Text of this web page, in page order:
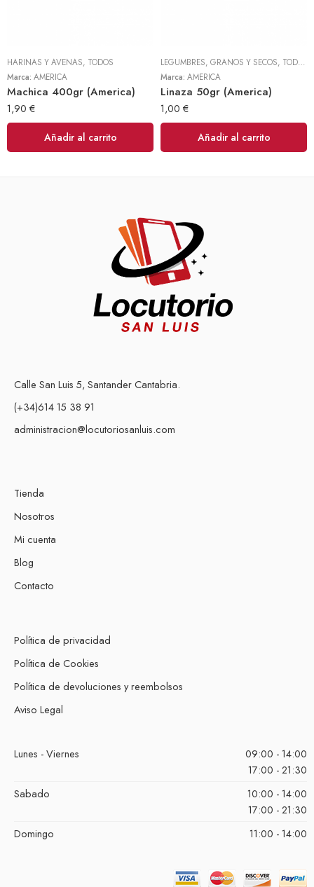
HARINAS Y AVENAS, TODOS
Marca: AMERICA
Machica 400gr (America)
1,90 €
Añadir al carrito
LEGUMBRES, GRANOS Y SECOS, TODOS
Marca: AMERICA
Linaza 50gr (America)
1,00 €
Añadir al carrito
Calle San Luis 5, Santander Cantabria.
(+34)614 15 38 91
administracion@locutoriosanluis.com
Tienda
Nosotros
Mi cuenta
Blog
Contacto
Política de privacidad
Política de Cookies
Política de devoluciones y reembolsos
Aviso Legal
Lunes - Viernes
09:00 - 14:00
17:00 - 21:30
Sabado
10:00 - 14:00
17:00 - 21:30
Domingo
11:00 - 14:00